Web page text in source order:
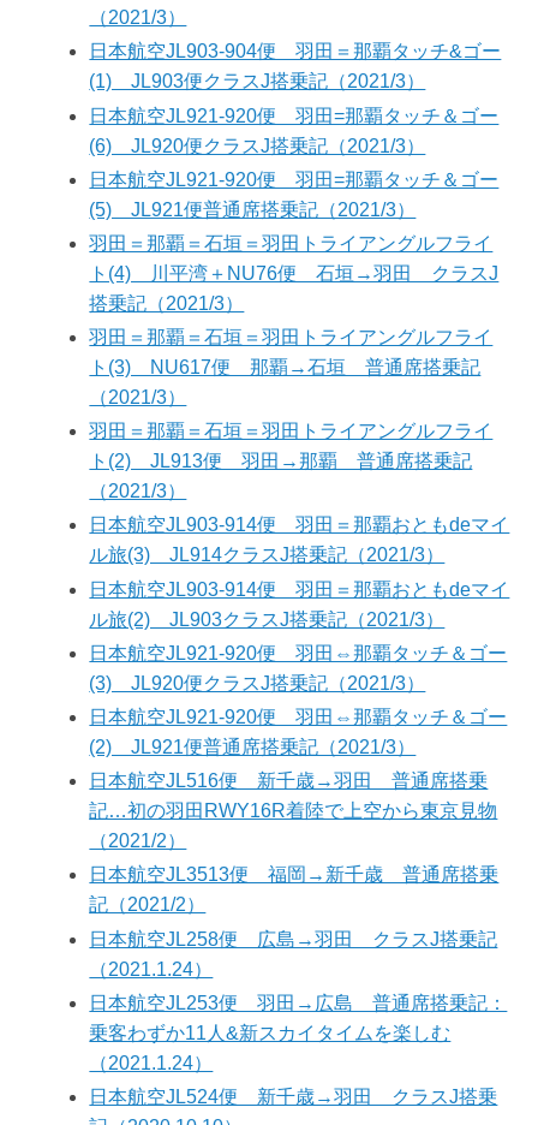
（2021/3）
日本航空JL903-904便 羽田＝那覇タッチ&ゴー
(1) JL903便クラスJ搭乗記（2021/3）
日本航空JL921-920便 羽田=那覇タッチ＆ゴー
(6) JL920便クラスJ搭乗記（2021/3）
日本航空JL921-920便 羽田=那覇タッチ＆ゴー
(5) JL921便普通席搭乗記（2021/3）
羽田＝那覇＝石垣＝羽田トライアングルフライ
ト(4) 川平湾＋NU76便 石垣→羽田 クラスJ
搭乗記（2021/3）
羽田＝那覇＝石垣＝羽田トライアングルフライ
ト(3) NU617便 那覇→石垣 普通席搭乗記
（2021/3）
羽田＝那覇＝石垣＝羽田トライアングルフライ
ト(2) JL913便 羽田→那覇 普通席搭乗記
（2021/3）
日本航空JL903-914便 羽田＝那覇おともdeマイ
ル旅(3) JL914クラスJ搭乗記（2021/3）
日本航空JL903-914便 羽田＝那覇おともdeマイ
ル旅(2) JL903クラスJ搭乗記（2021/3）
日本航空JL921-920便 羽田⇔那覇タッチ＆ゴー
(3) JL920便クラスJ搭乗記（2021/3）
日本航空JL921-920便 羽田⇔那覇タッチ＆ゴー
(2) JL921便普通席搭乗記（2021/3）
日本航空JL516便 新千歳→羽田 普通席搭乗
記…初の羽田RWY16R着陸で上空から東京見物
（2021/2）
日本航空JL3513便 福岡→新千歳 普通席搭乗
記（2021/2）
日本航空JL258便 広島→羽田 クラスJ搭乗記
（2021.1.24）
日本航空JL253便 羽田→広島 普通席搭乗記：
乗客わずか11人&新スカイタイムを楽しむ
（2021.1.24）
日本航空JL524便 新千歳→羽田 クラスJ搭乗